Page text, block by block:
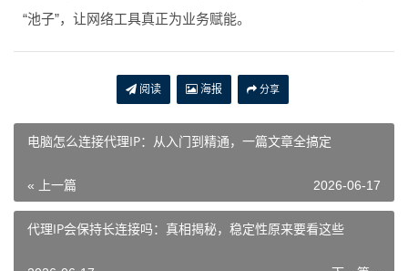
“池子”，让网络工具真正为业务赋能。
阅读 海报 分享
电脑怎么连接代理IP：从入门到精通，一篇文章全搞定
« 上一篇 2026-06-17
代理IP会保持长连接吗：真相揭秘，稳定性原来要看这些